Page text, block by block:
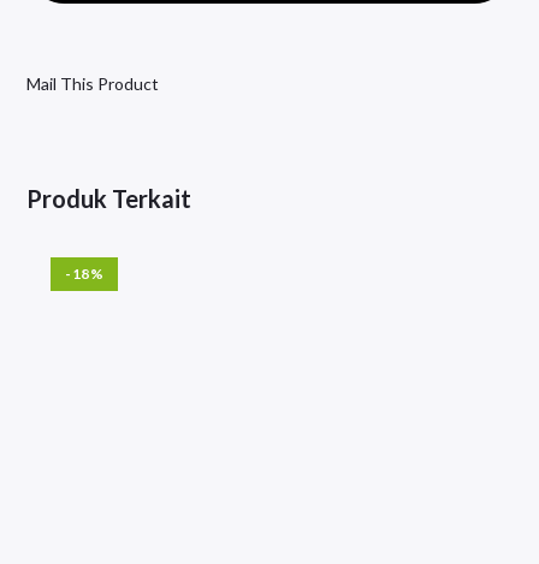
Mail This Product
Produk Terkait
-18%